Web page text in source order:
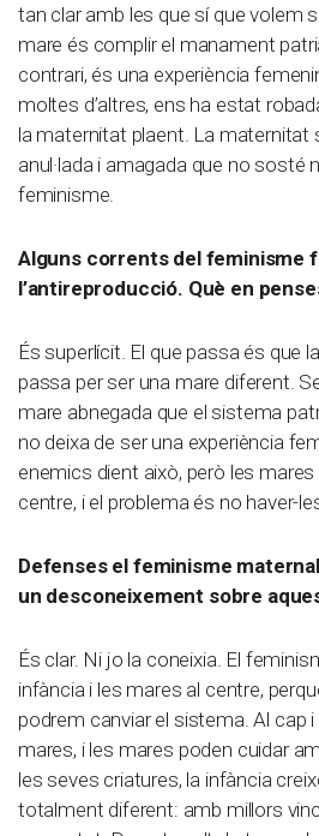
tan clar amb les que sí que volem
mare és complir el manament
contrari, és una experiència
moltes d’altres, ens ha estat
la maternitat plaent. La maternitat
anul·lada i amagada que no sosté
feminisme.
Alguns corrents del feminisme
l’antireproducció. Què en
És superlícit. El que passa és que
passa per ser una mare diferent.
mare abnegada que el sistema
no deixa de ser una experiència
enemics dient això, però les mares
centre, i el problema és no haver-
Defenses el feminisme
un desconeixement sobre
És clar. Ni jo la coneixia. El
infància i les mares al centre,
podrem canviar el sistema. Al cap
mares, i les mares poden cuidar
les seves criatures, la infància
totalment diferent: amb millors